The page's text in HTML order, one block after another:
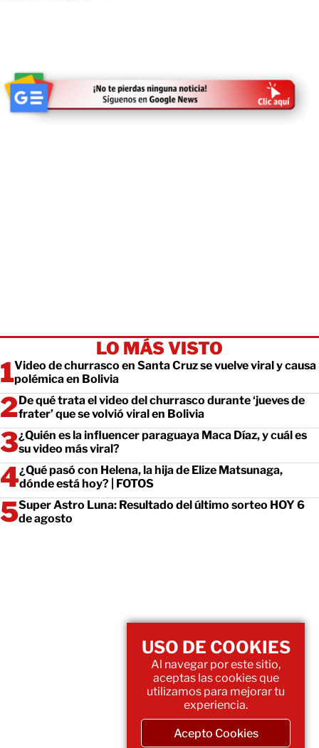
LO MÁS VISTO
Video de churrasco en Santa Cruz se vuelve viral y causa
polémica en Bolivia
De qué trata el video del churrasco durante ‘jueves de
frater’ que se volvió viral en Bolivia
¿Quién es la influencer paraguaya Maca Díaz, y cuál es
su video más viral?
¿Qué pasó con Helena, la hija de Elize Matsunaga,
dónde está hoy? | FOTOS
Super Astro Luna: Resultado del último sorteo HOY 6
de agosto
USO DE COOKIES
Al navegar por este sitio,
aceptas las cookies que
utilizamos para mejorar tu
experiencia.
Acepto Cookies